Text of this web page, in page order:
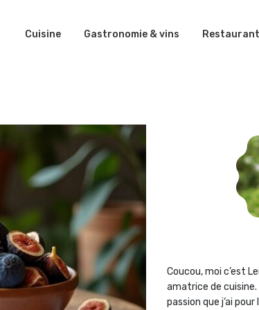
Cuisine Gastronomie & vins Restaurant
Coucou, moi c’est
amatrice de cuisine.
passion que j‘ai pour